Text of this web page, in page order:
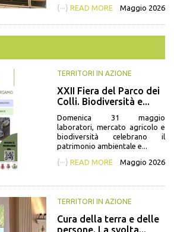
{···} READ MORE Maggio 2026
TERRITORI IN AZIONE
XXII Fiera del Parco dei
Colli. Biodiversità e...
Domenica 31 maggio
laboratori, mercato agricolo e
biodiversità celebrano il
patrimonio ambientale e...
{···} READ MORE Maggio 2026
TERRITORI IN AZIONE
Cura della terra e delle
persone. La svolta...